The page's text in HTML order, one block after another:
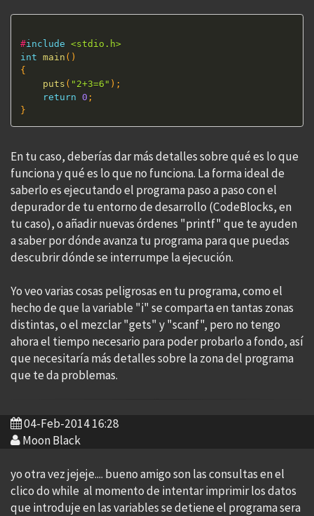
#include <stdio.h>
int main ( )
{
puts ( "2+3=6" ) ;
return 0 ;
}
En tu caso, deberías dar más detalles sobre qué es lo que
funciona y qué es lo que no funciona. La forma ideal de
saberlo es ejecutando el programa paso a paso con el
depurador de tu entorno de desarrollo (CodeBlocks, en
tu caso), o añadir nuevas órdenes "printf" que te ayuden
a saber por dónde avanza tu programa para que puedas
descubrir dónde se interrumpe la ejecución.
Yo veo varias cosas peligrosas en tu programa, como el
hecho de que la variable "i" se comparta en tantas zonas
distintas, o el mezclar "gets" y "scanf", pero no tengo
ahora el tiempo necesario para poder probarlo a fondo, así
que necesitaría más detalles sobre la zona del programa
que te da problemas.
04-Feb-2014 16:28
Moon Black
yo otra vez jejeje.... bueno amigo son las consultas en el
clico do while al momento de intentar imprimir los datos
que introduje en las variables se detiene el programa sera